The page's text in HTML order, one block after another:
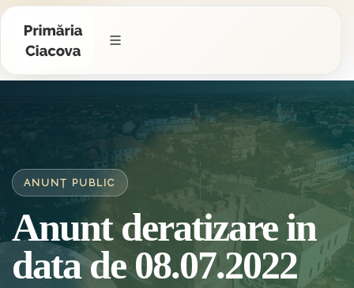
ANUNȚ PUBLIC
Anunt deratizare in
data de 08.07.2022